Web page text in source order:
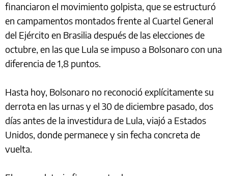
financiaron el movimiento golpista, que se estructuró
en campamentos montados frente al Cuartel General
del Ejército en Brasilia después de las elecciones de
octubre, en las que Lula se impuso a Bolsonaro con una
diferencia de 1,8 puntos.
Hasta hoy, Bolsonaro no reconoció explícitamente su
derrota en las urnas y el 30 de diciembre pasado, dos
días antes de la investidura de Lula, viajó a Estados
Unidos, donde permanece y sin fecha concreta de
vuelta.